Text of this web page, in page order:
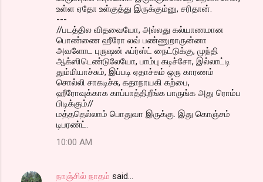
உள்ள ஏதோ உள்குத்து இருக்கும்னு, சரிதான்.
---
//படத்தில விதவையோ, அல்லது கல்யாணமான
பொண்ணை ஹீரோ லவ் பண்ணுறாருன்னா
அவளோட புருஷன் ஃப்ர்ஸ்ட் நைட்டுக்கு, முந்தி
ஆக்ஸிடெண்டுலேயோ, பாம்பு கடிச்சோ, இல்லாட்டி
தும்மியாச்சும், இப்படி ஏதாச்சும் ஒரு காரணம்
சொல்லி சாகடிச்சு, கதாநாயகி கற்பை,
ஹீரோவுக்காக காப்பாத்திறீங்க பாருங்க அது ரொம்ப
பிடிக்கும்//
மத்ததெல்லாம் பொதுவா இருக்கு. இது கொஞ்சம்
டிபரண்ட்.
10:00 AM
நாஞ்சில் நாதம் said…